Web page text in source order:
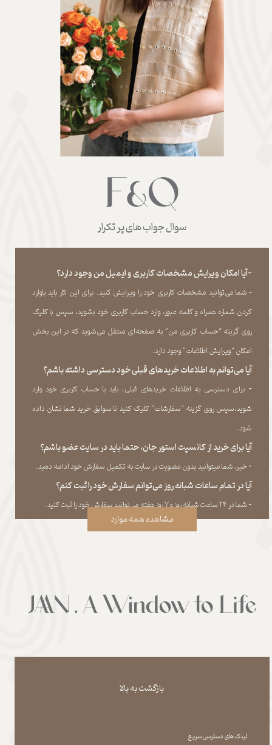
سوال جواب های پر تکرار
-آیا امکان ویرایش مشخصات کاربری و ایمیل من وجود دارد؟
- شما می‏‌توانید مشخصات کاربری خود را ویرایش کنید. برای این کار باید باوارد
کردن شماره همراه و کلمه عبور، وارد حساب کاربری خود بشوید، سپس با کلیک
روی گزینه “حساب کاربری من” به صفحه‏‌ای منتقل می‏‌شوید که در این بخش
امکان “ویرایش اطلاعات” وجود دارد.​​​​​​​
آیا می‌‏توانم به اطلاعات خریدهای قبلی خود دسترسی داشته باشم؟
​​​​​​​- برای دسترسی به اطلاعات خریدهای قبلی، باید با حساب کاربری خود وارد
شوید،سپس روی گزینه “سفارشات” کلیک کنید تا سوابق خرید شما نشان داده
‏شود.​​​​​​​
آیا برای خرید از کانسپت استور جان، حتما باید در سایت عضو باشم؟
​​​​​​​- خیر، شما میتوانید بدون عضویت در سایت به تکمیل سفارش خود ادامه دهید.​​​​​​​
آیا در تمام ساعات شبانه روز می‌توانم سفارش خود را ثبت کنم؟
​​​​​​​​​​​​​​- شما در ۲۴ ساعت شبانه روز و ۷ روز هفته می‌‏توانید سفارش خود را ثبت کنید.
مشاهده همه موارد
بازگشت به بالا
لینک های دسترسی سریع